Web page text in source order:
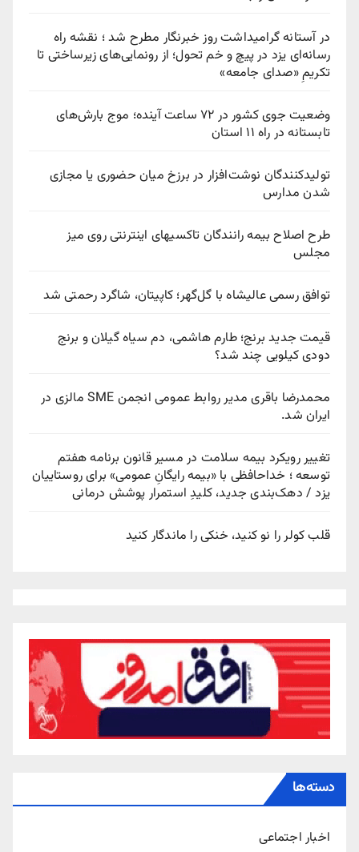
در آستانه گرامیداشت روز خبرنگار مطرح شد ؛ نقشه راه
رسانه‌ای یزد در پیچ‌ و خم تحول؛ از رونمایی‌های زیرساختی تا
تکریمِ «صدای جامعه»
وضعیت جوی کشور در ۷۲ ساعت آینده؛ موج بارش‌های
تابستانه در راه ۱۱ استان
تولیدکنندگان نوشت‌افزار در برزخ میان حضوری یا مجازی
شدن مدارس
طرح اصلاح بیمه رانندگان تاکسیهای اینترنتی روی میز
مجلس
توافق رسمی عالیشاه با گل‌گهر؛ کاپیتان، شاگرد رحمتی شد
قیمت جدید برنج؛ طارم هاشمی، دم سیاه گیلان و برنج
دودی کیلویی چند شد؟
محمدرضا باقری مدیر روابط عمومی انجمن SME مالزی در
ایران شد.
تغییر رویکرد بیمه سلامت در مسیر قانون برنامه هفتم
توسعه ؛ خداحافظی با «بیمه رایگانِ عمومی» برای روستاییان
یزد / دهک‌بندی جدید، کلیدِ استمرار پوشش درمانی
قلب کولر را نو کنید، خنکی را ماندگار کنید
دسته‌ها
اخبار اجتماعی